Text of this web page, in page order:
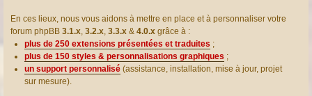
En ces lieux, nous vous aidons à mettre en place et à personnaliser votre
forum phpBB 3.1.x, 3.2.x, 3.3.x & 4.0.x grâce à :
plus de 250 extensions présentées et traduites ;
plus de 150 styles & personnalisations graphiques ;
un support personnalisé (assistance, installation, mise à jour, projet
sur mesure).